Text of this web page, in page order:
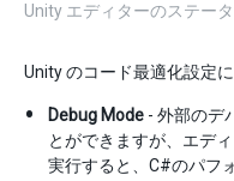
Unity エディターのステー
Unity のコード最適化設定
Debug Mode - 外部のデ
とができますが、エデ
実行すると、C#のパフ